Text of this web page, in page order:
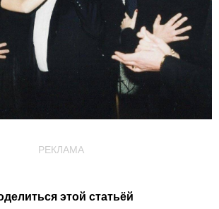
РЕКЛАМА
этой статьёй